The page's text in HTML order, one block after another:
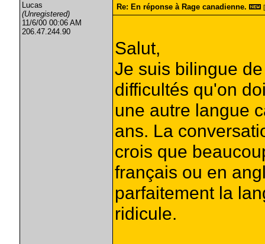
Lucas
(Unregistered)
11/6/00 00:06 AM
206.47.244.90
Re: En réponse à Rage canadienne.
Salut,
Je suis bilingue
difficultés qu'on
une autre langue
ans. La
crois que
français ou en
parfaitement la
ridicule.